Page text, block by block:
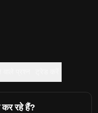
रहे हैं?